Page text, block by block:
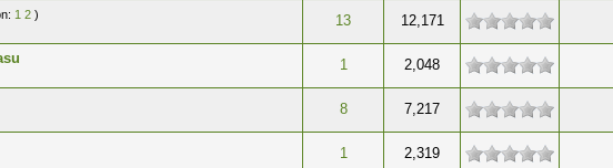
1 2 )
13 12,171
1 2,048
8 7,217
1 2,319